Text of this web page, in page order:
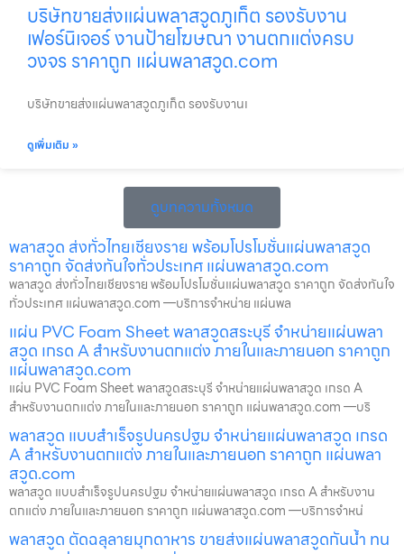
บริษัทขายส่งแผ่นพลาสวูดภูเก็ต รองรับงาน
เฟอร์นิเจอร์ งานป้ายโฆษณา งานตกแต่งครบ
วงจร ราคาถูก แผ่นพลาสวูด.com
บริษัทขายส่งแผ่นพลาสวูดภูเก็ต รองรับงานเ
ดูเพิ่มเติม »
ดูบทความทั้งหมด
พลาสวูด ส่งทั่วไทยเชียงราย พร้อมโปรโมชั่นแผ่นพลาสวูด
ราคาถูก จัดส่งทันใจทั่วประเทศ แผ่นพลาสวูด.com
พลาสวูด ส่งทั่วไทยเชียงราย พร้อมโปรโมชั่นแผ่นพลาสวูด ราคาถูก จัดส่งทันใจ
ทั่วประเทศ แผ่นพลาสวูด.com —บริการจำหน่าย แผ่นพล
แผ่น PVC Foam Sheet พลาสวูดสระบุรี จำหน่ายแผ่นพลา
สวูด เกรด A สำหรับงานตกแต่ง ภายในและภายนอก ราคาถูก
แผ่นพลาสวูด.com
แผ่น PVC Foam Sheet พลาสวูดสระบุรี จำหน่ายแผ่นพลาสวูด เกรด A
สำหรับงานตกแต่ง ภายในและภายนอก ราคาถูก แผ่นพลาสวูด.com —บริ
พลาสวูด แบบสำเร็จรูปนครปฐม จำหน่ายแผ่นพลาสวูด เกรด
A สำหรับงานตกแต่ง ภายในและภายนอก ราคาถูก แผ่นพลา
สวูด.com
พลาสวูด แบบสำเร็จรูปนครปฐม จำหน่ายแผ่นพลาสวูด เกรด A สำหรับงาน
ตกแต่ง ภายในและภายนอก ราคาถูก แผ่นพลาสวูด.com —บริการจำหน่
พลาสวูด ตัดฉลุลายมุกดาหาร ขายส่งแผ่นพลาสวูดกันน้ำ ทน